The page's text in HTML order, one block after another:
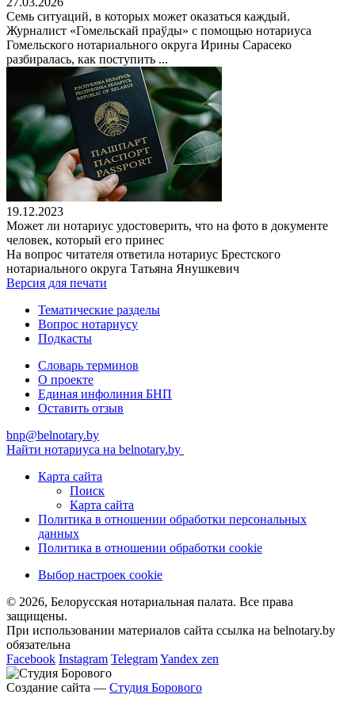
Семь ситуаций, в которых может оказаться каждый.
Журналист «Гомельскай праўды» с помощью нотариуса
Гомельского нотариального округа Ирины Сарасеко
разбиралась, как поступить ...
19.12.2023
Может ли нотариус удостоверить, что на фото в документе
человек, который его принес
На вопрос читателя ответила нотариус Брестского
нотариального округа Татьяна Янушкевич
Версия для печати
Тематические разделы
Вопрос нотариусу
Подкасты
Словарь терминов
О проекте
Единая инфолиния БНП
Оставить отзыв
bnp@belnotary.by
Найти нотариуса на belnotary.by
Карта сайта
Поиск
Карта сайта
Политика в отношении обработки персональных
данных
Политика в отношении обработки cookie
Выбор настроек cookie
© 2026, Белорусская нотариальная палата. Все права
защищены.
При использовании материалов сайта ссылка на belnotary.by
обязательна
Facebook Instagram TelegramYandex zen
Создание сайта — Студия Борового